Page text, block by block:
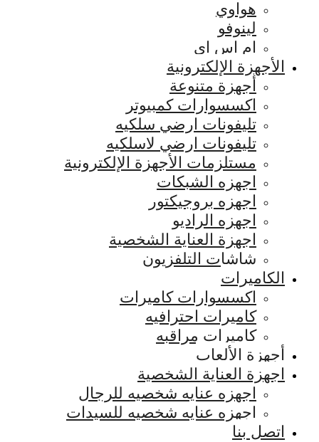
هواوي
لينوفو
ام اس اي
الأجهزة الإلكترونية
أجهزة متنوعة
اكسسوارات كمبيوتر
تليفونات ارضي سلكيه
تليفونات ارضي لاسلكيه
مستلزمات الأجهزة الإلكترونية
اجهزه الشبكات
اجهزه بروجيكتور
اجهزه الراديو
اجهزة العناية الشخصية
شاشات التلفزيون
الكاميرات
اكسسوارات كاميرات
كاميرات احترافيه
كاميرات مراقبه
أجهزة الألعاب
اجهزة العناية الشخصية
اجهزه عنايه شخصيه للرجال
اجهزه عنايه شخصيه للسيدات
اتصل بنا